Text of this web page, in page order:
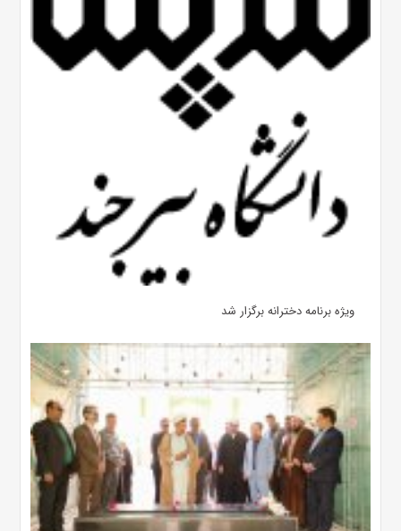
ویژه برنامه دخترانه برگزار شد